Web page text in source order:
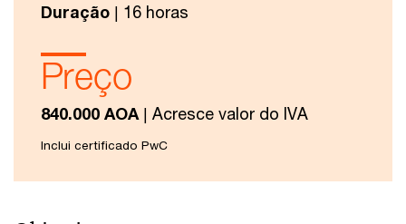
Duração | 16 horas
Preço
840.000 AOA | Acresce valor do IVA
Inclui certificado PwC